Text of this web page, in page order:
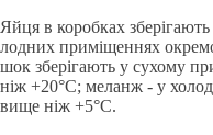
Яйця в коробках
лодних примiщеннях
шок зберiгають у сухому
нiж +20°C; меланж - у
вище нiж +5°C.